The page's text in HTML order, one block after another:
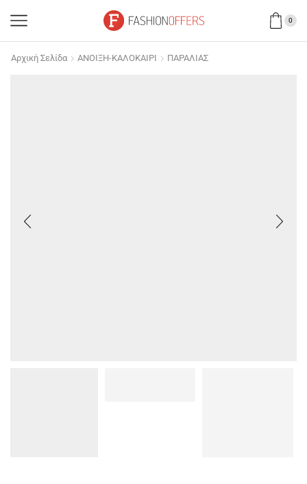
0
Αρχική Σελίδα ΑΝΟΙΞΗ-ΚΑΛΟΚΑΙΡΙ ΠΑΡΑΛΙΑΣ